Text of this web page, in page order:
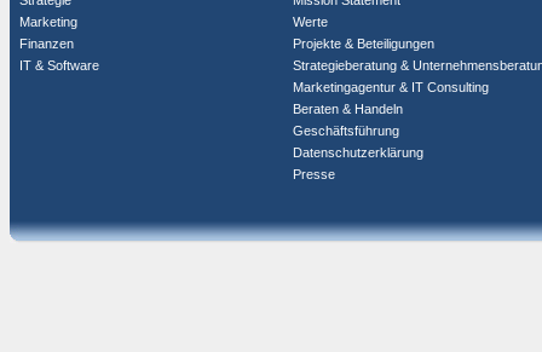
Marketing
Finanzen
IT & Software
Werte
Projekte & Beteiligungen
Strategieberatung &
Marketingagentur & IT Consulting
Beraten & Handeln
Geschäftsführung
Datenschutzerklärung
Presse